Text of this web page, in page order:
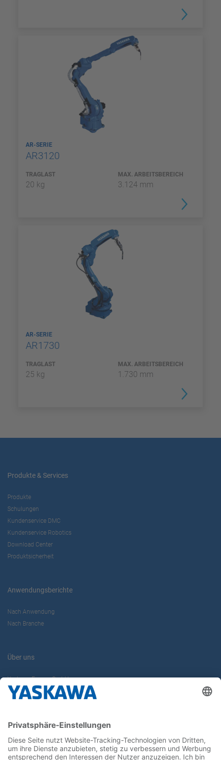
AR-SERIE
AR3120
TRAGLAST
20 kg
MAX. ARBEITSBEREICH
3.124 mm
AR-SERIE
AR1730
TRAGLAST
25 kg
MAX. ARBEITSBEREICH
1.730 mm
Produkte & Services
Produkte
Schulungen
Kundenservice DMC
Kundenservice Robotics
Download Center
Produktsicherheit
Anwendungsberichte
Nach Anwendung
Nach Branche
Über uns
Yaskawa Europe GmbH
Karriere
Newsletter